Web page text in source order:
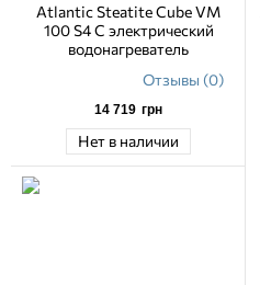
Atlantic Steatite Cube VM
100 S4 C электрический
водонагреватель
Отзывы (0)
14 719 грн
Нет в наличии